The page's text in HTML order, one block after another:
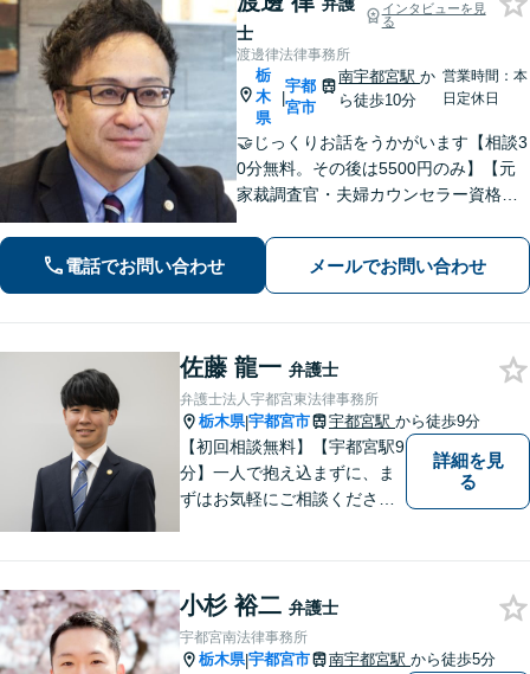
士
インタビューを見
る
渡邊律法律事務所
栃
木
県
|
宇都
宮市
南宇都宮駅か
ら徒歩10分
営業時間：本
日定休日
🤝じっくりお話をうかがいます【相談3
0分無料。その後は5500円のみ】【元
家裁調査官・夫婦カウンセラー資格あ
かがいます。一人ではどうにもできな
い、不安やお悩みは、是非、私にゆっ
くりお話しください
電話でお問い合わせ メールでお問い合わせ
佐藤 龍一 弁護士
弁護士法人宇都宮東法律事務所
栃木県|宇都宮市 宇都宮駅 から徒歩9分
【初回相談無料】【宇都宮駅9
分】一人で抱え込まずに、ま
ずはお気軽にご相談くださ
詳細を見
る
小杉 裕二 弁護士
宇都宮南法律事務所
栃木県|宇都宮市 南宇都宮駅 から徒歩5分